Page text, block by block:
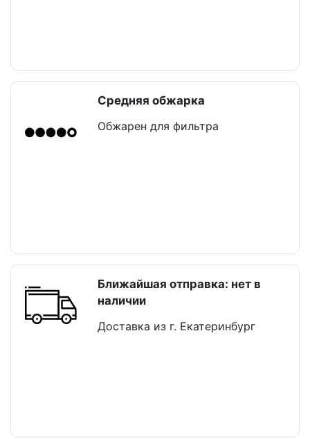
Средняя обжарка
Обжарен для фильтра
Ближайшая отправка: нет в
наличии
Доставка из г. Екатеринбург